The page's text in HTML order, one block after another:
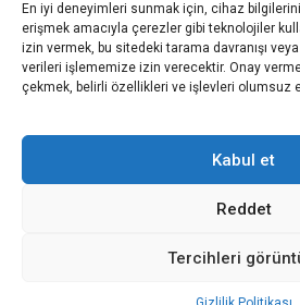
En iyi deneyimleri sunmak için, cihaz
erişmek amacıyla çerezler gibi teknolojiler
izin vermek, bu sitedeki tarama davranışı
verileri işlememize izin verecektir. Onay
çekmek, belirli özellikleri ve işlevleri olumsuz
Kabul et
Reddet
Tercihleri
Gold üyelik nedir
Kariyer